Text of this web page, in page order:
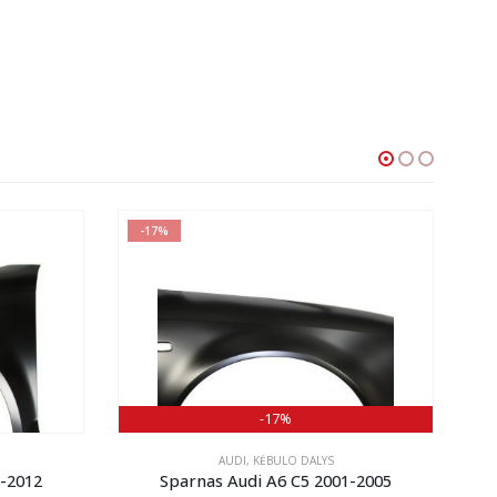
2012
-17%
-17%
AUDI, KĖBULO DALYS
Sparnas Audi A6 C5 2001-2005